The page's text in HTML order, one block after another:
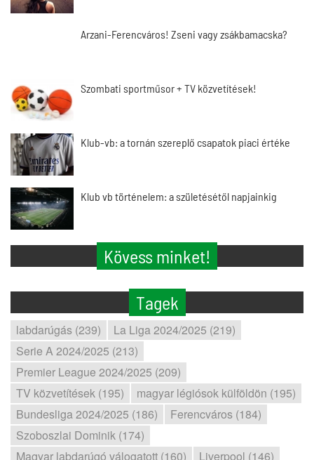
Arzani-Ferencváros! Zseni vagy zsákbamacska?
Szombati sportműsor + TV közvetítések!
Klub-vb: a tornán szereplő csapatok piaci értéke
Klub vb történelem: a születésétől napjainkig
Kövess minket!
Tagek
labdarúgás (239)
La Liga 2024/2025 (219)
Serie A 2024/2025 (213)
Premier League 2024/2025 (209)
TV közvetítések (195)
magyar légiósok külföldön (195)
Bundesliga 2024/2025 (186)
Ferencváros (184)
Szoboszlai Dominik (174)
Magyar labdarúgó válogatott (160)
Liverpool (146)